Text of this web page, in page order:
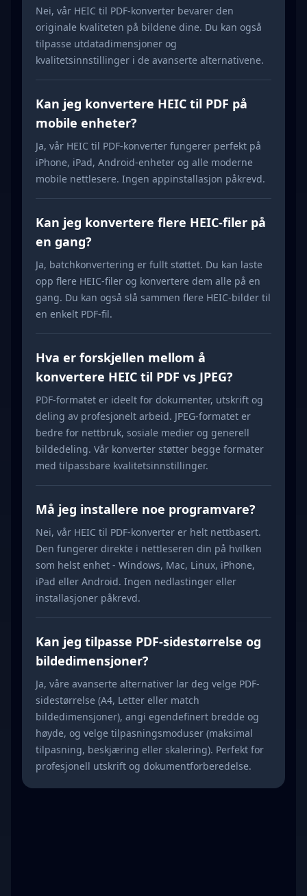
Nei, vår HEIC til PDF-konverter bevarer den
originale kvaliteten på bildene dine. Du kan også
tilpasse utdatadimensjoner og
kvalitetsinnstillinger i de avanserte alternativene.
Kan jeg konvertere HEIC til PDF på
mobile enheter?
Ja, vår HEIC til PDF-konverter fungerer perfekt på
iPhone, iPad, Android-enheter og alle moderne
mobile nettlesere. Ingen appinstallasjon påkrevd.
Kan jeg konvertere flere HEIC-filer på
en gang?
Ja, batchkonvertering er fullt støttet. Du kan laste
opp flere HEIC-filer og konvertere dem alle på en
gang. Du kan også slå sammen flere HEIC-bilder til
en enkelt PDF-fil.
Hva er forskjellen mellom å
konvertere HEIC til PDF vs JPEG?
PDF-formatet er ideelt for dokumenter, utskrift og
deling av profesjonelt arbeid. JPEG-formatet er
bedre for nettbruk, sosiale medier og generell
bildedeling. Vår konverter støtter begge formater
med tilpassbare kvalitetsinnstillinger.
Må jeg installere noe programvare?
Nei, vår HEIC til PDF-konverter er helt nettbasert.
Den fungerer direkte i nettleseren din på hvilken
som helst enhet - Windows, Mac, Linux, iPhone,
iPad eller Android. Ingen nedlastinger eller
installasjoner påkrevd.
Kan jeg tilpasse PDF-sidestørrelse og
bildedimensjoner?
Ja, våre avanserte alternativer lar deg velge PDF-
sidestørrelse (A4, Letter eller match
bildedimensjoner), angi egendefinert bredde og
høyde, og velge tilpasningsmoduser (maksimal
tilpasning, beskjæring eller skalering). Perfekt for
profesjonell utskrift og dokumentforberedelse.